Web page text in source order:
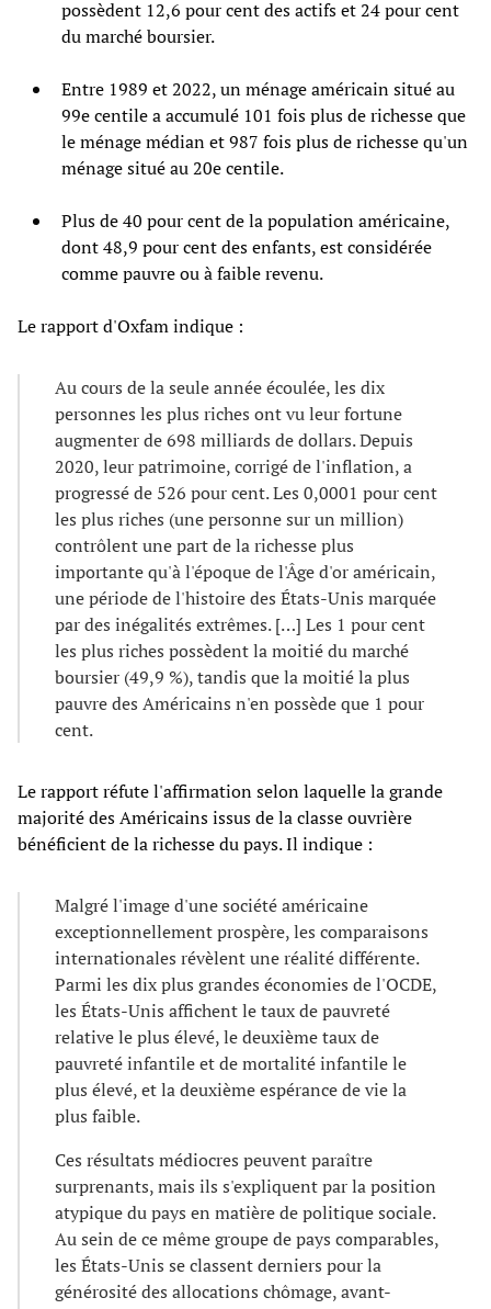
possèdent 12,6 pour cent des actifs et 24 pour cent
du marché boursier.
Entre 1989 et 2022, un ménage américain situé au
99e centile a accumulé 101 fois plus de richesse que
le ménage médian et 987 fois plus de richesse qu'un
ménage situé au 20e centile.
Plus de 40 pour cent de la population américaine,
dont 48,9 pour cent des enfants, est considérée
comme pauvre ou à faible revenu.
Le rapport d'Oxfam indique :
Au cours de la seule année écoulée, les dix
personnes les plus riches ont vu leur fortune
augmenter de 698 milliards de dollars. Depuis
2020, leur patrimoine, corrigé de l'inflation, a
progressé de 526 pour cent. Les 0,0001 pour cent
les plus riches (une personne sur un million)
contrôlent une part de la richesse plus
importante qu'à l'époque de l'Âge d'or américain,
une période de l'histoire des États-Unis marquée
par des inégalités extrêmes. […] Les 1 pour cent
les plus riches possèdent la moitié du marché
boursier (49,9 %), tandis que la moitié la plus
pauvre des Américains n'en possède que 1 pour
cent.
Le rapport réfute l'affirmation selon laquelle la grande
majorité des Américains issus de la classe ouvrière
bénéficient de la richesse du pays. Il indique :
Malgré l'image d'une société américaine
exceptionnellement prospère, les comparaisons
internationales révèlent une réalité différente.
Parmi les dix plus grandes économies de l'OCDE,
les États-Unis affichent le taux de pauvreté
relative le plus élevé, le deuxième taux de
pauvreté infantile et de mortalité infantile le
plus élevé, et la deuxième espérance de vie la
plus faible.
Ces résultats médiocres peuvent paraître
surprenants, mais ils s'expliquent par la position
atypique du pays en matière de politique sociale.
Au sein de ce même groupe de pays comparables,
les États-Unis se classent derniers pour la
générosité des allocations chômage, avant-